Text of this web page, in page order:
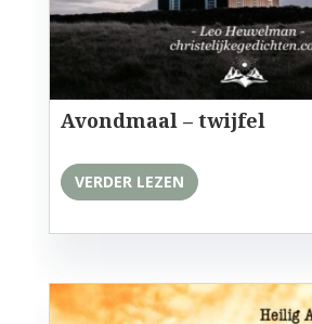
Avondmaal – twijfel
VERDER LEZEN